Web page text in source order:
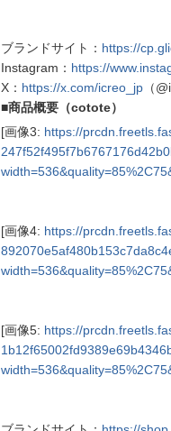
ブランドサイト： https://
Instagram： https://
X： https://x.com/icreo_jp （
■商品概要（cotote）
[画像3: https://
[画像4: https://
[画像5: https://